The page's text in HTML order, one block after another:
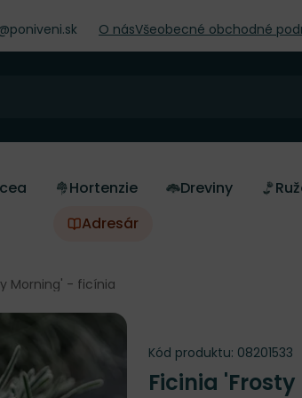
O násVšeobecné obchodné
Hortenzie Dreviny
Adresár
Morning' - ficínia
Kód produktu: 08201533
Ficinia